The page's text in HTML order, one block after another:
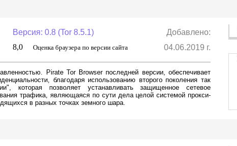
8,0 Оценка браузера по версии сайта 04.06.2019 г.
Версия: 0.8 (Tor 8.5.1) Добавлено:
Pirate Tor Browser последней версии, обеспечивает
благодаря использованию второго поколения так
которая позволяет устанавливать защищенное сетевое
трафика, являющаяся по сути дела целой системой прокси-
в разных точках земного шара.